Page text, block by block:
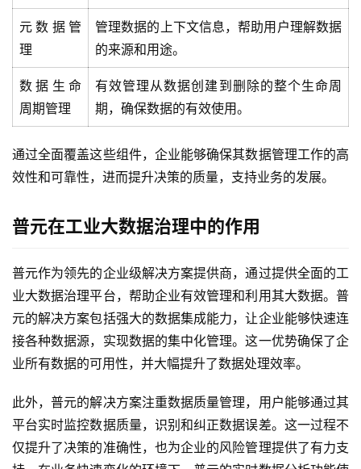
最
新
活
动
产
品
解
决
元数据管
理
管理数据的上下文信息，帮助用户理解数据
的来源和用途。
数据生命
周期管理
有效管理从数据创建到删除的整个生命周
期，确保数据的有效使用。
通过全面覆盖这些组件，企业能够确保其数据管理工作的高
效性和可靠性，进而提升决策的质量，支持业务的发展。
普元在工业大数据治理中的作用
普元作为领先的企业级解决方案提供商，通过提供全面的工
业大数据治理平台，帮助企业有效管理和利用其大数据。普
元的解决方案包括强大的数据集成能力，让企业能够快速连
接各种数据源，实现数据的集中化管理。这一优势确保了企
业所有数据的可用性，并大幅提升了数据处理效率。
此外，普元的解决方案注重数据质量管理，用户能够通过其
平台实时监控数据质量，识别和纠正数据误差。这一过程不
仅提升了决策的准确性，也为企业的风险管理提供了有力支